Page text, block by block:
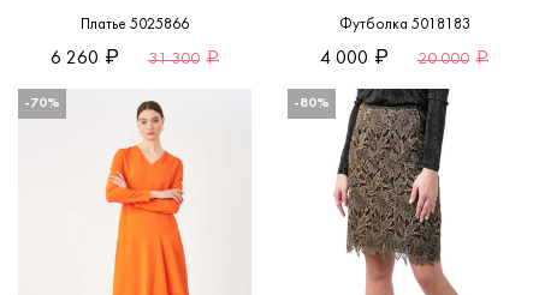
Платье 5025866
6 260 31 300
Футболка 5018183
4 000 20 000
-70% -80%